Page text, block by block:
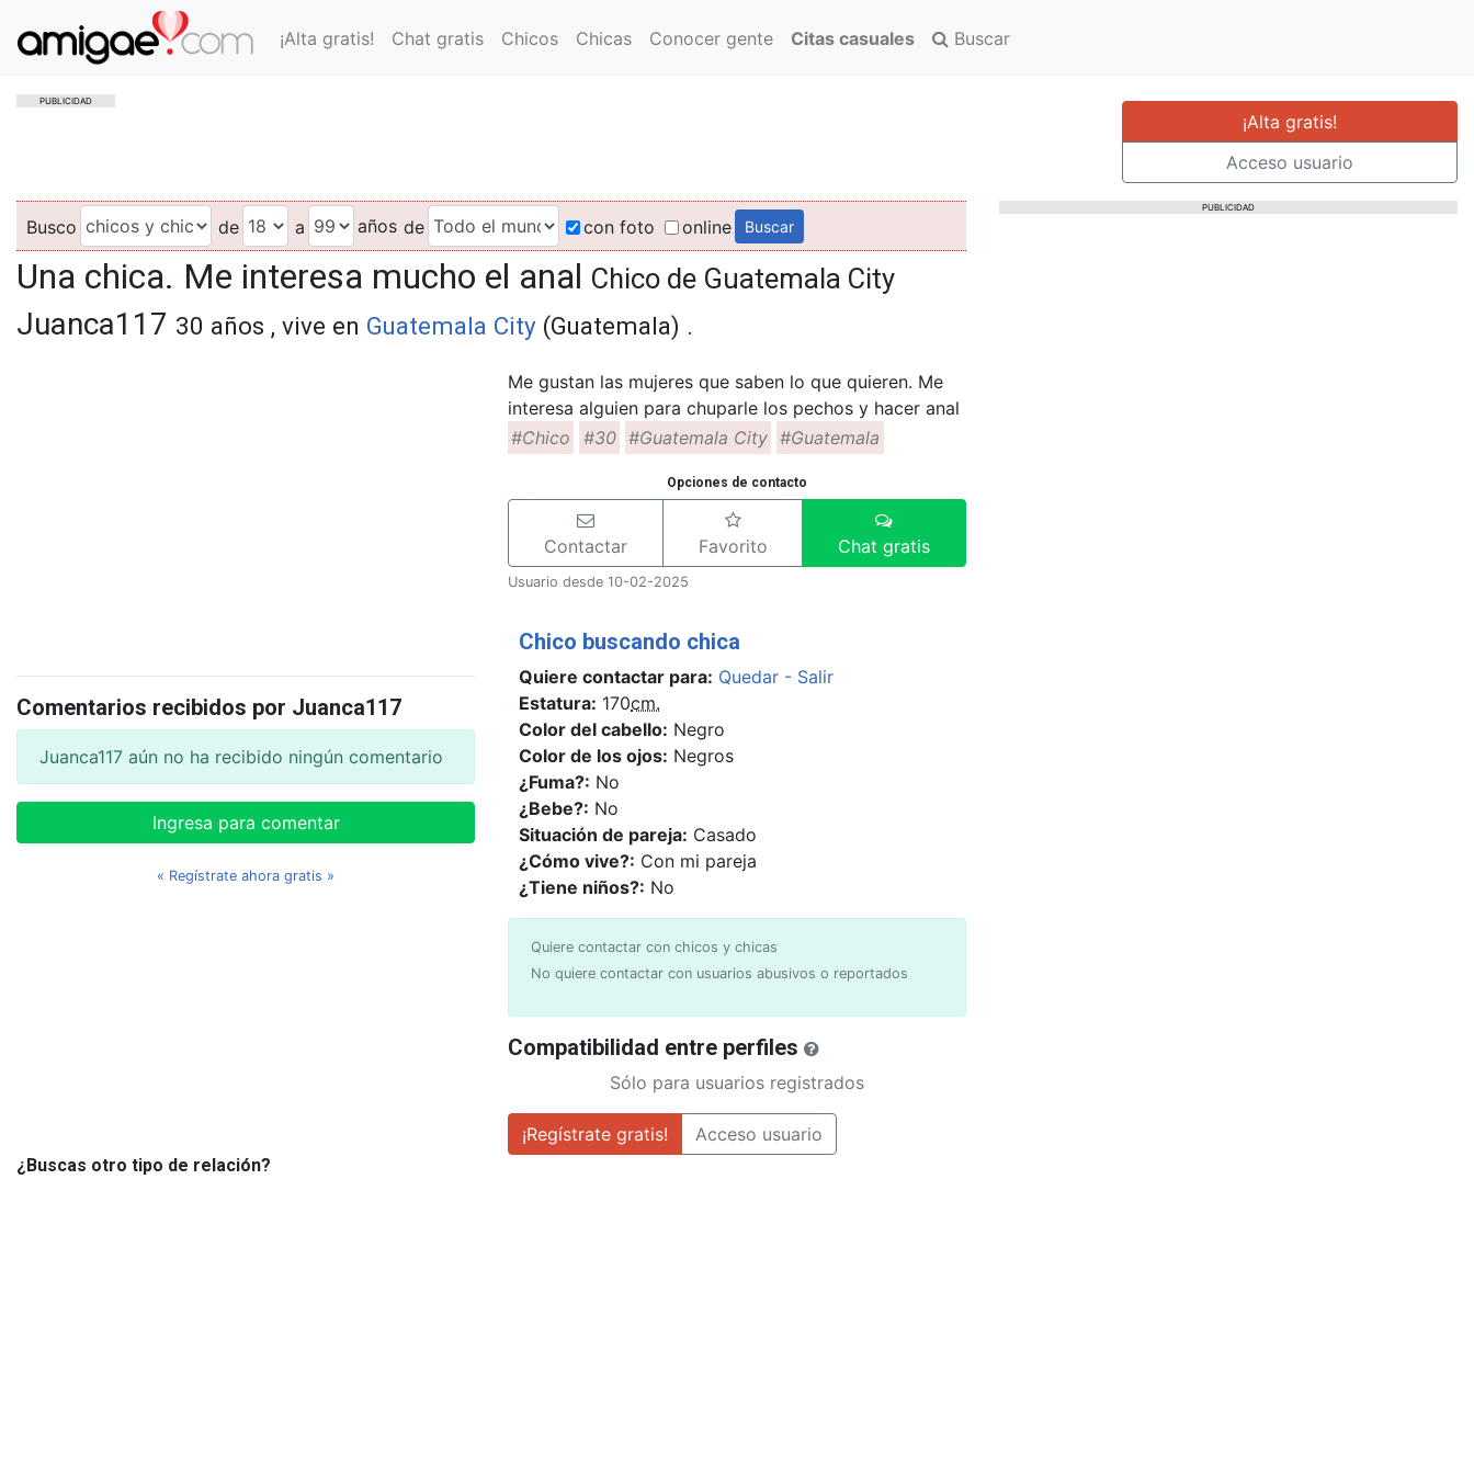
¡Alta gratis! Chat gratis Chicos Chicas Conocer gente Citas casuales Buscar
PUBLICIDAD
¡Alta gratis!
Acceso usuario
Busco de a años de con foto online
Una chica. Me interesa mucho el anal Chico de Guatemala City
Juanca117 30 años , vive en Guatemala City (Guatemala) .
Comentarios recibidos por Juanca117
Juanca117 aún no ha recibido ningún comentario
Ingresa para comentar
« Regístrate ahora gratis »
Me gustan las mujeres que saben lo que quieren. Me
interesa alguien para chuparle los pechos y hacer anal
#Chico
#30 #Guatemala City #Guatemala
Opciones de contacto
Contactar Favorito Chat gratis
Usuario desde 10-02-2025
Chico buscando chica
Quiere contactar para: Quedar - Salir
Estatura: 170cm.
Color del cabello: Negro
Color de los ojos: Negros
¿Fuma?: No
¿Bebe?: No
Situación de pareja: Casado
¿Cómo vive?: Con mi pareja
¿Tiene niños?: No
Quiere contactar con chicos y chicas
No quiere contactar con usuarios abusivos o reportados
Compatibilidad entre perfiles
Sólo para usuarios registrados
¡Regístrate gratis! Acceso usuario
¿Buscas otro tipo de relación?
PUBLICIDAD